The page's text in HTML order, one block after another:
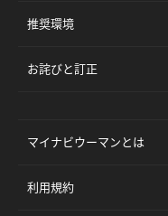
推奨環境
お詫びと訂正
マイナビウーマンとは
利用規約